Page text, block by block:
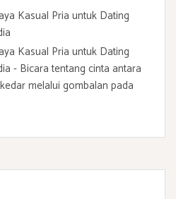
Kasual Pria untuk Dating
Kasual Pria untuk Dating
- Bicara tentang cinta antara
melalui gombalan pada